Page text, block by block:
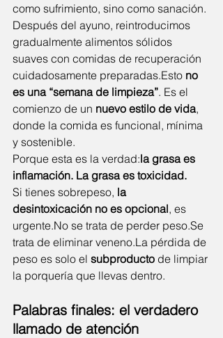
como sufrimiento, sino como sanación.
Después del ayuno, reintroducimos
gradualmente alimentos sólidos
suaves con comidas de recuperación
cuidadosamente preparadas.Esto no
es una “semana de limpieza”. Es el
comienzo de un nuevo estilo de vida,
donde la comida es funcional, mínima
y sostenible.
Porque esta es la verdad:la grasa es
inflamación. La grasa es toxicidad.
Si tienes sobrepeso, la
desintoxicación no es opcional, es
urgente.No se trata de perder peso.Se
trata de eliminar veneno.La pérdida de
peso es solo el subproducto de limpiar
la porquería que llevas dentro.
Palabras finales: el verdadero
llamado de atención